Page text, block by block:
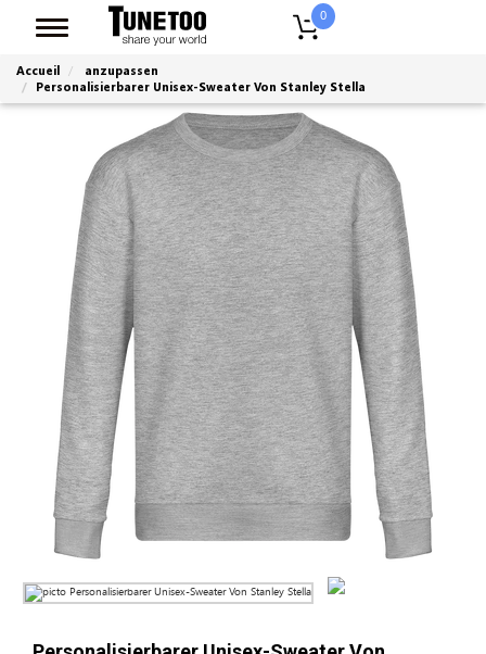
0
Accueil
anzupassen
Personalisierbarer Unisex-Sweater Von Stanley Stella